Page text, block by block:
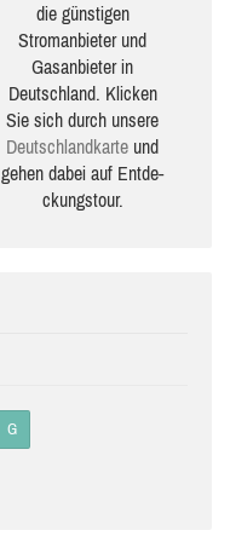
die güns­ti­gen
Stromanbieter und
Gasanbieter in
Deutschland. Klicken
Sie sich durch unsere
Deutsch­land­karte und
gehen dabei auf Ent­de­
ckungs­tour.
G